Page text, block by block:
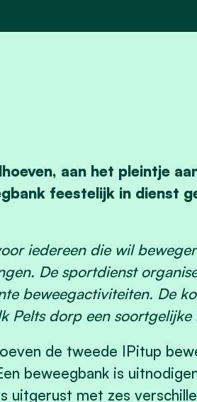
aan het pleintje
feestelijk in dienst
iedereen die wil
De sportdienst
beweegactiviteiten. De
Pelts dorp een soortgelijke
de tweede IPitup
beweegbank is
uitgerust met zes